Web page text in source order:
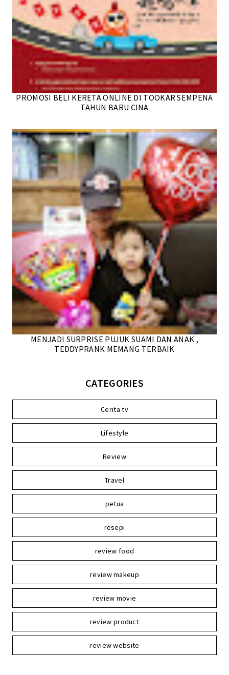
PROMOSI BELI KERETA ONLINE DI TOOKAR SEMPENA
TAHUN BARU CINA
MENJADI SURPRISE PUJUK SUAMI DAN ANAK ,
TEDDYPRANK MEMANG TERBAIK
CATEGORIES
Cerita tv
Lifestyle
Review
Travel
petua
resepi
review food
review makeup
review movie
review product
review website